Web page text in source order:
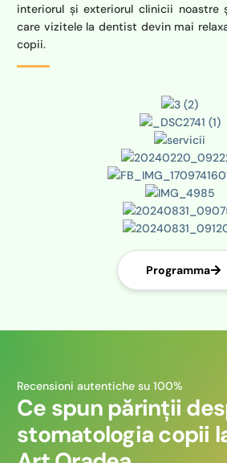
interiorul și exteriorul clinicii noastre
care vizitele la dentist devin mai
copii.
Programma
Recensioni autentiche su 100%
Ce spun părinții
stomatologia copii